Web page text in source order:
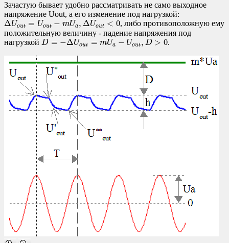
Зачастую бывает удобно рассматривать не само выходное
напряжение Uout, а его изменение под нагрузкой:
ΔUout = Uout − mUa, ΔUout < 0
ΔUout=Uout −mUa,ΔU out<0
, либо противоположную ему
положительную величину - падение напряжения под
нагрузкой D = −ΔUout = mUa − Uout, D > 0
D=−Δ Uout=mU −Uout,D>0 .